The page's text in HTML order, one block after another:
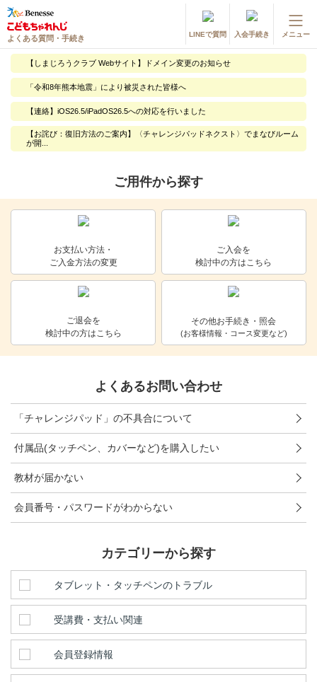
よくある質問・手続き LINEで質問 入会手続き メニュー
登録情報の変更・各種お手続き
会員ページへログイン
お客様サポート(手続き・照会)
よくある質問・お問い合わせ
進研ゼミ 小学講座
進研ゼミ 中学講座 中高一貫
会員サイトはこちら
【しまじろうクラブ Webサイト】ドメイン変更のお知らせ
「令和8年熊本地震」により被災された皆様へ
【連絡】iOS26.5/iPadOS26.5への対応を行いました
【お詫び：復旧方法のご案内】〈チャレンジパッドネクスト〉でまなびルーム
が開...
ご用件から探す
お支払い方法・
ご入金方法の変更
ご入会を
検討中の方はこちら
ご退会を
検討中の方はこちら
その他お手続き・照会
(お客様情報・コース変更など)
よくあるお問い合わせ
「チャレンジパッド」の不具合について
付属品(タッチペン、カバーなど)を購入したい
教材が届かない
会員番号・パスワードがわからない
カテゴリーから探す
タブレット・タッチペンのトラブル
受講費・支払い関連
会員登録情報